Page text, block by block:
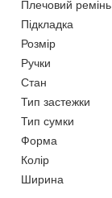
Плечовий ремінь
Підкладка
Розмір
Ручки
Стан
Тип застежки
Тип сумки
Форма
Колір
Ширина